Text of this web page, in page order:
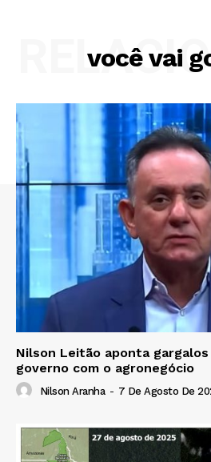
você vai
Nilson Leitão aponta
governo com o agronegócio
Nilson Aranha - 7 De Agosto De